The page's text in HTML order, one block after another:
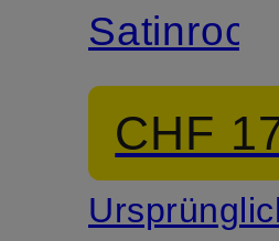
Satinrock
CHF